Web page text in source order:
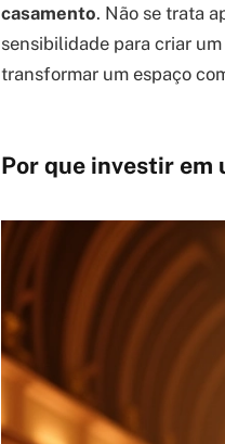
casamento. Não se trata
sensibilidade para criar
transformar um espaço
Por que investir em